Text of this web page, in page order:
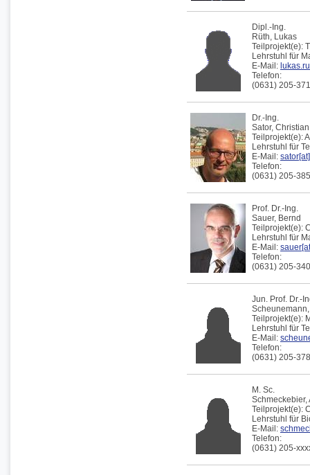
Dipl.-Ing.
Rüth, Lukas
Teilprojekt(e):
Lehrstuhl für
E-Mail:
Telefon:
(0631) 205-
Dr.-Ing.
Sator, Christian
Teilprojekt(e):
Lehrstuhl für
E-Mail:
Telefon:
(0631) 205-
Prof. Dr.-Ing.
Sauer, Bernd
Teilprojekt(e):
Lehrstuhl für
E-Mail:
Telefon:
(0631) 205-
Jun. Prof. Dr.-
Teilprojekt(e):
Lehrstuhl für
E-Mail:
Telefon:
(0631) 205-
M. Sc.
Schmeckebier,
Teilprojekt(e):
Lehrstuhl für
E-Mail:
Telefon:
(0631) 205-